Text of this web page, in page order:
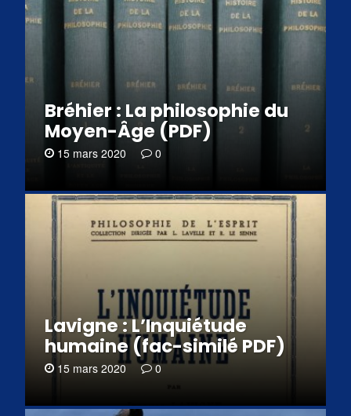
Bréhier : La philosophie du
Moyen-Âge (PDF)
15 mars 2020 0
Lavigne : L’Inquiétude
humaine (fac-similé PDF)
15 mars 2020 0